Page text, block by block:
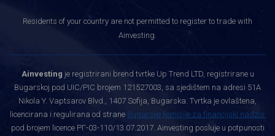
Residents of your country are not permitted to register to trade with
Ainvesting.
Ainvesting je registrirani brend tvrtke Up Trend LTD, registrirane u
Bugarskoj pod UIC/PIC brojem 121527003, sa sjedištem na adresi 51A
Nikola Y. Vaptsarov Blvd., 1407 Sofija, Bugarska. Tvrtka je ovlaštena,
licencirana i regulirana od strane Bugarske komisije za financijski nadzor
pod brojem licence РГ-03-110/13.07.2017. Ainvesting posluje u potpunosti